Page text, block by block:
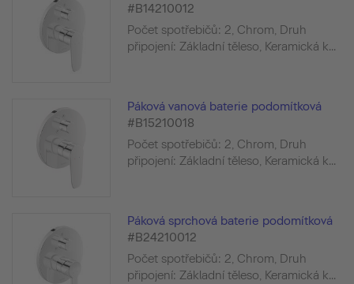
#B14210012
Počet spotřebičů: 2, Chrom, Druh
připojení: Základní těleso, Keramická k...
Páková vanová baterie podomítková
#B15210018
Počet spotřebičů: 2, Chrom, Druh
připojení: Základní těleso, Keramická k...
Páková sprchová baterie podomítková
#B24210012
Počet spotřebičů: 2, Chrom, Druh
připojení: Základní těleso, Keramická k...